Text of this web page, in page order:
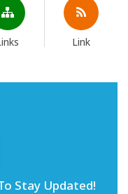
Link
Stay Updated!